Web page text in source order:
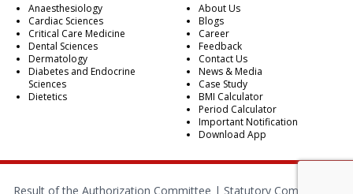
Anaesthesiology
Cardiac Sciences
Critical Care Medicine
Dental Sciences
Dermatology
Diabetes and Endocrine
Sciences
Dietetics
About Us
Blogs
Career
Feedback
Contact Us
News & Media
Case Study
BMI Calculator
Period Calculator
Important Notification
Download App
Result of the Authorization Committee | Statutory Compliances